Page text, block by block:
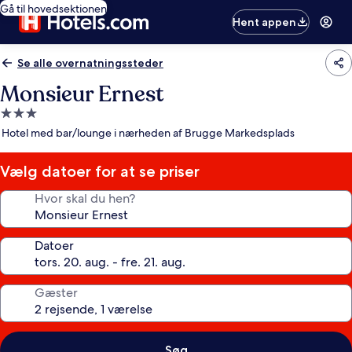
Gå til hovedsektionen
Hent appen
Se alle overnatningssteder
Monsieur Ernest
3.0-
stjernet
Hotel med bar/lounge i nærheden af Brugge Markedsplads
Vælg datoer for at se priser
Hvor skal du hen?
Datoer
Gæster